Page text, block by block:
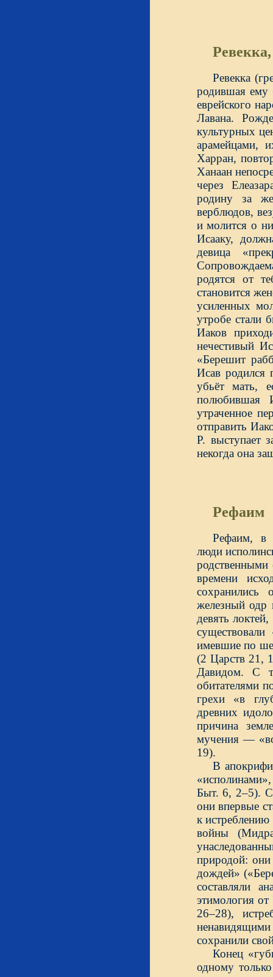
Ревекка
родившая ему
еврейского
Лавана.
культурных
арамейцами,
Харран,
Ханаан
через
родину за
верблюдов,
и молится о
Исааку,
девица
родятся от
становится
усиленных
утробе стали
Иаков
нечестивый
«Берешит
Исав родился
убьёт мать,
полюбившая
утраченное
отправить
Р. выступает
некогда она
Рефаим
Рефаим, в
люди
времени
железный одр
девять
имевшие по
(2 Царств 21,
Давидом. С
обитателями
грехи «в
древних
причина
мучения —
19).
В
Быт. 6, 2–5).
они впервые
к
войны
природой: они
дождей»
составляли
этимология от
26–28),
сохранили
Конец
одному